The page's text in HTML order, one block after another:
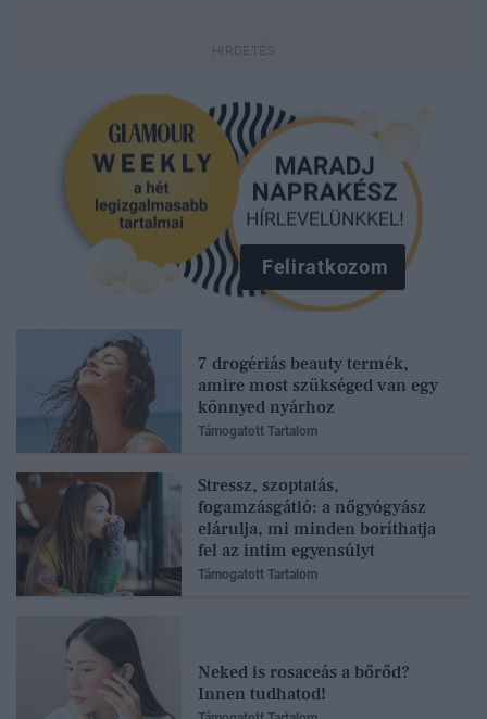
Feliratkozom
7 drogériás beauty termék,
amire most szükséged van egy
könnyed nyárhoz
Támogatott Tartalom
Stressz, szoptatás,
fogamzásgátló: a nőgyógyász
elárulja, mi minden boríthatja
fel az intim egyensúlyt
Támogatott Tartalom
Neked is rosaceás a bőrőd?
Innen tudhatod!